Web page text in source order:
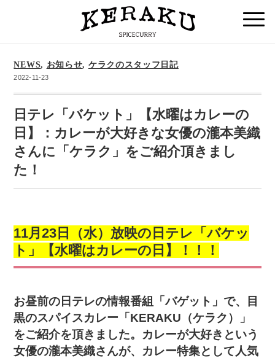
NEWS, お知らせ, ケラクのスタッフ日記
2022-11-23
日テレ「バケット」【水曜はカレーの
日】：カレーが大好きな女優の瀧本美織
さんに「ケラク」をご紹介頂きまし
た！
11月23日（水）放映の日テレ「バケッ
ト」【水曜はカレーの日】！！！
お昼前の日テレの情報番組「バゲット」で、
目
黒のスパイスカレー「KERAKU（ケラク）」
をご紹介を頂きました。 カレーが大好きという
女優の瀧本美織さんが、カレー特集として人気